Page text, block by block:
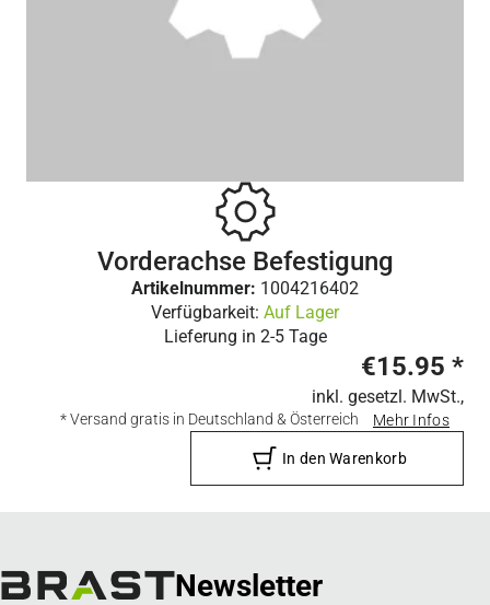
Vorderachse Befestigung
Artikelnummer: 1004216402
Verfügbarkeit: Auf Lager
Lieferung in 2-5 Tage
€15.95 *
inkl. gesetzl. MwSt.,
* Versand gratis in Deutschland & Österreich Mehr Infos
In den Warenkorb
Newsletter